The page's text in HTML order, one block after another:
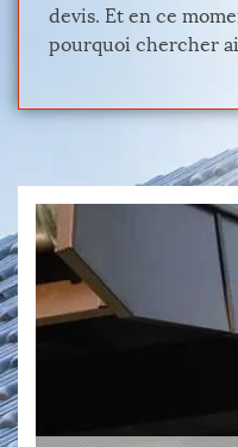
devis. Et en ce
pourquoi chercher